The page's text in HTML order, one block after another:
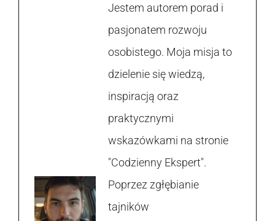
Jestem autorem porad i
pasjonatem rozwoju
osobistego. Moja misja to
dzielenie się wiedzą,
inspiracją oraz
praktycznymi
wskazówkami na stronie
"Codzienny Ekspert".
Poprzez zgłębianie
tajników